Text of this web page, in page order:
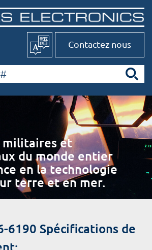
Contactez nous
militaires et
du monde entier
en la technologie
terre et en mer.
6190 Spécifications de